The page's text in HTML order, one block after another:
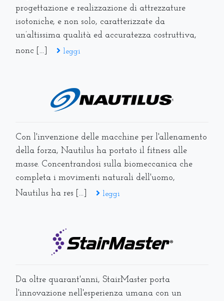
progettazione e realizzazione di attrezzature
isotoniche, e non solo, caratterizzate da
un’altissima qualità ed accuratezza costruttiva,
nonc [...]
leggi
Con l'invenzione delle macchine per l'allenamento
della forza, Nautilus ha portato il fitness alle
masse. Concentrandosi sulla biomeccanica che
completa i movimenti naturali dell'uomo,
Nautilus ha res [...]
leggi
Da oltre quarant'anni, StairMaster porta
l'innovazione nell'esperienza umana con un